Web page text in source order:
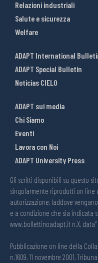
Relazioni industriali
Salute e sicurezza
Welfare
ADAPT International
ADAPT Special Bulletin
Noticias CIELO
ADAPT sui media
Chi Siamo
Eventi
Lavora con Noi
ADAPT University Press
Gli scritti disponibili su questo
singolarmente riprodotti on line
autorizzazione, laddove
e a condizione che sia indicata
www.bollettinoadapt.it n.X, data“
Pubblicazione on line della
n.1609, 11 novembre 2001,